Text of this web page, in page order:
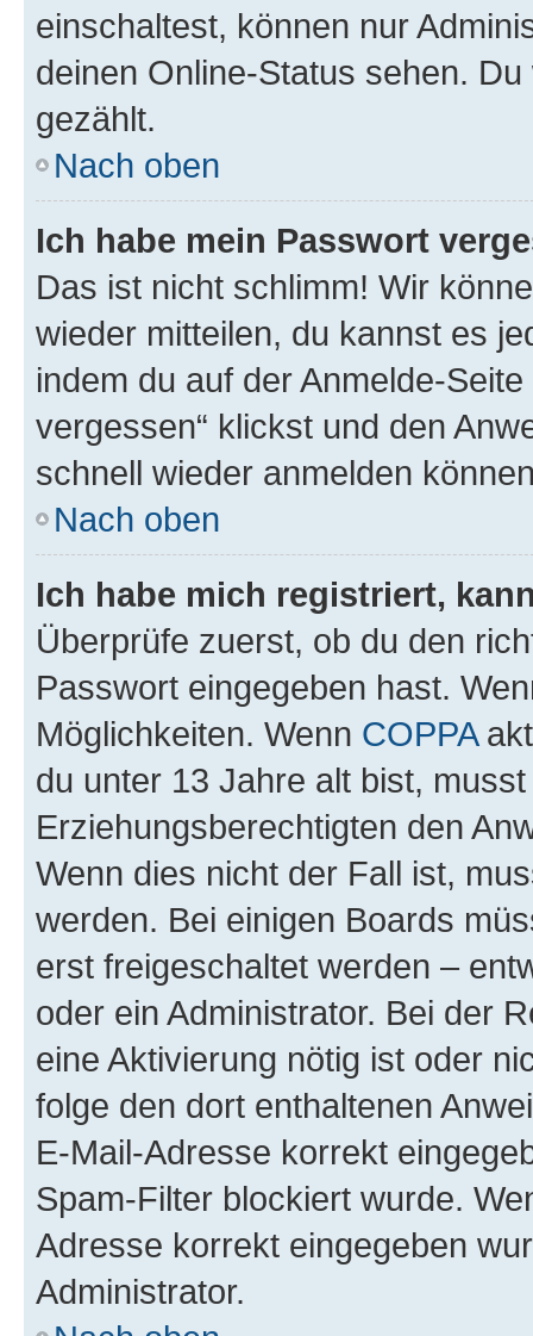
einschaltest, können nur
deinen Online-Status sehen.
gezählt.
Nach oben
Ich habe mein Passwort
Das ist nicht schlimm! Wir
wieder mitteilen, du kannst es
indem du auf der Anmelde-
vergessen“ klickst und den
schnell wieder anmelden
Nach oben
Ich habe mich registriert,
Überprüfe zuerst, ob du den
Passwort eingegeben hast.
Möglichkeiten. Wenn COPPA
du unter 13 Jahre alt bist,
Erziehungsberechtigten den
Wenn dies nicht der Fall ist,
werden. Bei einigen Boards
erst freigeschaltet werden –
oder ein Administrator. Bei der
eine Aktivierung nötig ist oder
folge den dort enthaltenen
E-Mail-Adresse korrekt
Spam-Filter blockiert wurde.
Adresse korrekt eingegeben
Administrator.